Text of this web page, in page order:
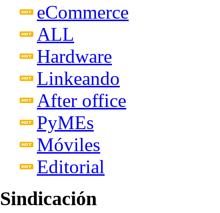
eCommerce
ALL
Hardware
Linkeando
After office
PyMEs
Móviles
Editorial
Sindicación